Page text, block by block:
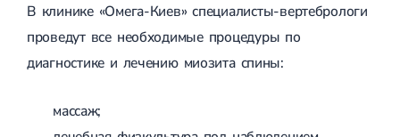
В клинике «Омега-Киев» специалисты-вертебрологи
проведут все необходимые процедуры по
диагностике и лечению миозита спины:
массаж;